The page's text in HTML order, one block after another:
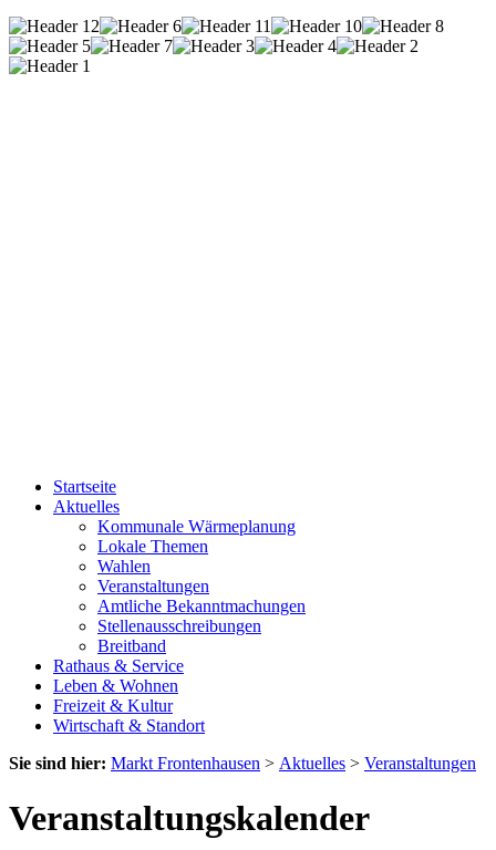
Startseite
Aktuelles
Kommunale Wärmeplanung
Lokale Themen
Wahlen
Veranstaltungen
Amtliche Bekanntmachungen
Stellenausschreibungen
Breitband
Rathaus & Service
Leben & Wohnen
Freizeit & Kultur
Wirtschaft & Standort
Sie sind hier: Markt Frontenhausen > Aktuelles > Veranstaltungen
Veranstaltungskalender